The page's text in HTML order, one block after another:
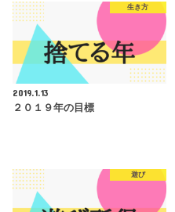
生き方
2019.1.13
２０１９年の目標
遊び